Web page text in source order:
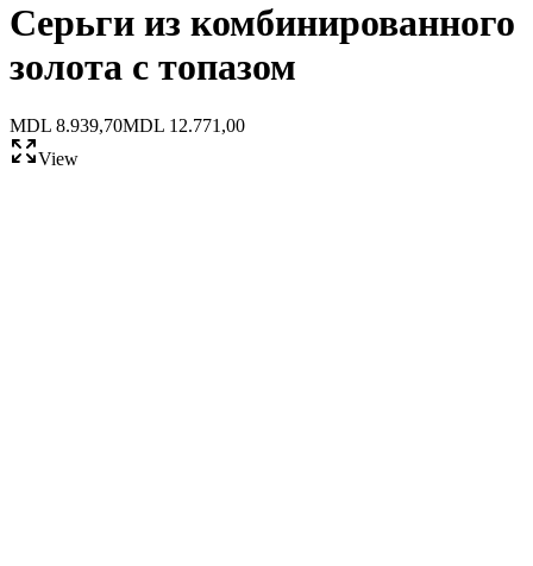
Серьги из комбинированного
золота с топазом
MDL 8.939,70MDL 12.771,00
View